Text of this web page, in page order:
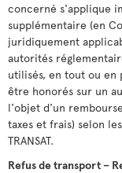
concerné s'applique
supplémentaire (en
juridiquement
autorités
utilisés, en tout ou en
être honorés sur un
l'objet d'un
taxes et frais) selon
TRANSAT.
Refus de transport –